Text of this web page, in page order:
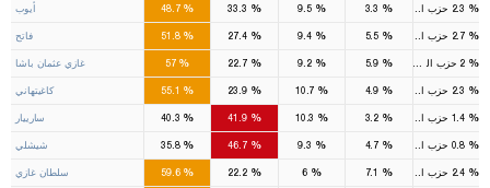
أيوب %
48.7 % %
9.5 % % حزب السعادة
فاتح %
51.8 %
27.4 %
9.4 % % حزب السعادة
غازي عثمان باشا %
57 %
22.7 %
9.2 % % حزب السعادة
كاغيتهاني % %
23.9 % % % حزب السعادة
سارييار % %
41.9 % % % حزب السعادة
شيشلي %
35.8 %
46.7 % % % حزب السعادة
سلطان غازي %
59.6 %
22.2 %
6 % % حزب السعادة